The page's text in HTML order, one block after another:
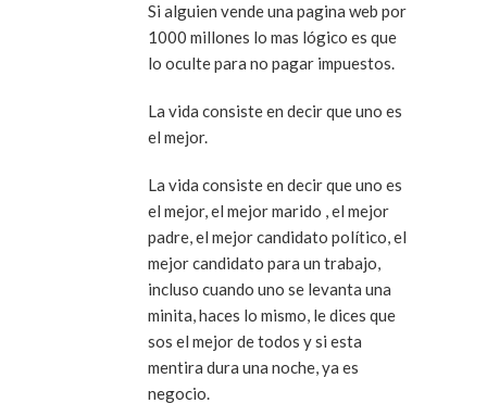
Si alguien vende una pagina web por
1000 millones lo mas lógico es que
lo oculte para no pagar impuestos.
La vida consiste en decir que uno es
el mejor.
La vida consiste en decir que uno es
el mejor, el mejor marido , el mejor
padre, el mejor candidato político, el
mejor candidato para un trabajo,
incluso cuando uno se levanta una
minita, haces lo mismo, le dices que
sos el mejor de todos y si esta
mentira dura una noche, ya es
negocio.